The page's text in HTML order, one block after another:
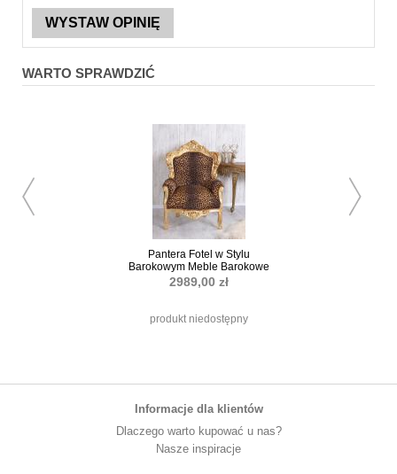
WYSTAW OPINIĘ
WARTO SPRAWDZIĆ
Pantera Fotel w Stylu
Barokowym Meble Barokowe
2989,00 zł
produkt niedostępny
Informacje dla klientów
Dlaczego warto kupować u nas?
Nasze inspiracje